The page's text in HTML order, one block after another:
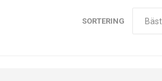
SORTERING